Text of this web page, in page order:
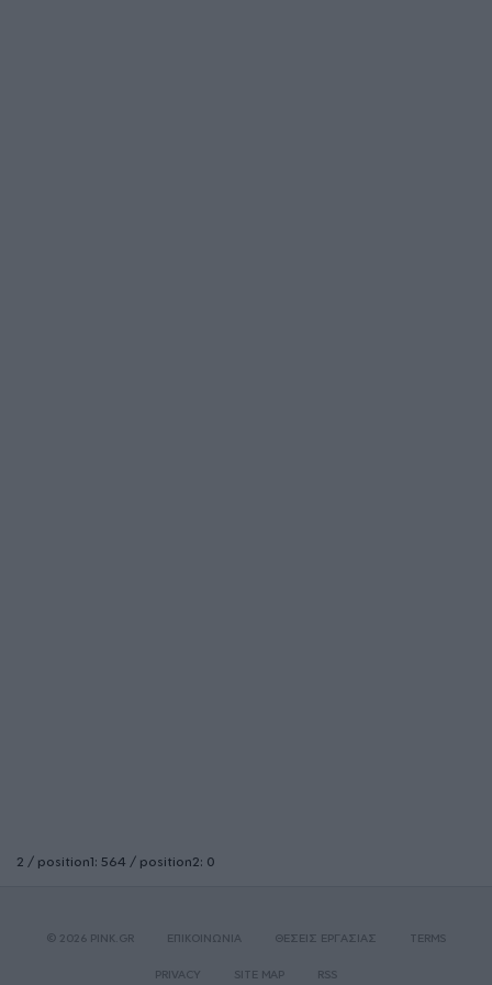
2 / position1: 564 / position2: 0
© 2026 PINK.GR ΕΠΙΚΟΙΝΩΝΙΑ ΘΕΣΕΙΣ ΕΡΓΑΣΙΑΣ TERMS
PRIVACY SITE MAP RSS